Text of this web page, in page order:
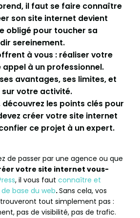
il faut se faire connaître
son site internet devient
obligé pour toucher sa
sereinement.
à vous : réaliser votre
à un professionnel.
avantages, ses limites, et
votre activité.
les points clés pour
créer votre site internet
ce projet à un expert.
de passer par une agence ou que
votre site internet vous-
, il vous faut connaître et
base du web.Sans cela, vos
tout simplement pas :
pas de visibilité, pas de trafic.